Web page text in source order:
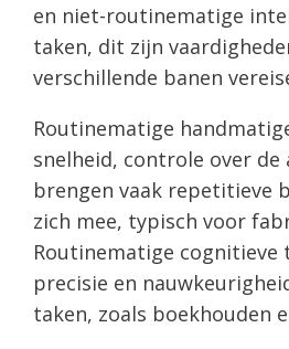
en niet-routinematige
taken, dit zijn
verschillende banen
Routinematige
snelheid, controle over
brengen vaak repetitieve
zich mee, typisch voor
Routinematige cognitieve
precisie en
taken, zoals boekhouden